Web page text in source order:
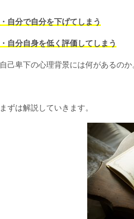
・自分で自分を下げてしまう
・自分自身を低く評価してしまう
自己卑下の心理背景には何があるのか
まずは解説していきます。